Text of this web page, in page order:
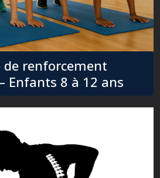
renforcement
Enfants 8 à 12 ans